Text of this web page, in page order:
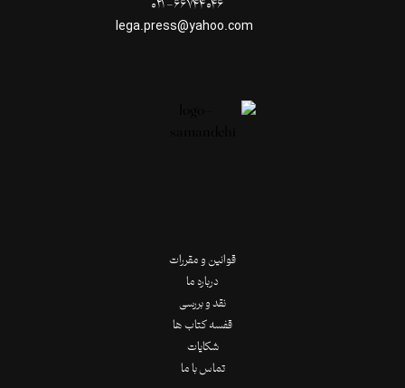
قوانین و مقررات
درباره ما
نقد و بررسی
قفسه کتاب ها
شکایات
تماس با ما